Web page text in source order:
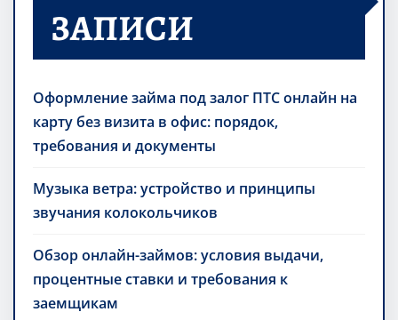
ЗАПИСИ
Оформление займа под залог ПТС онлайн на
карту без визита в офис: порядок,
требования и документы
Музыка ветра: устройство и принципы
звучания колокольчиков
Обзор онлайн-займов: условия выдачи,
процентные ставки и требования к
заемщикам